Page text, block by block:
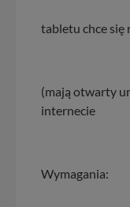
tabletu chce się
(mają otwarty
internecie
Wymagania: